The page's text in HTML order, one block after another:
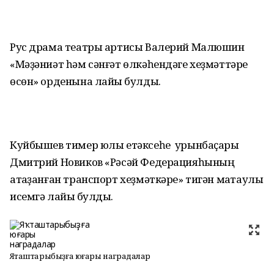
Рус драма театры артисы Валерий Малюшин
«Мәҙәниәт һәм сәнғәт өлкәһендәге хеҙмәттәре
өсөн» орденына лайыҡ булды.
Куйбышев тимер юлы етәксеһе урынбаҫары
Дмитрий Новиков «Рәсәй Федерацияһының
атҡаҙанған транспорт хеҙмәткәре» тигән маҡтаулы
исемгә лайыҡ булды.
Яҡташтарыбыҙға юғары наградалар